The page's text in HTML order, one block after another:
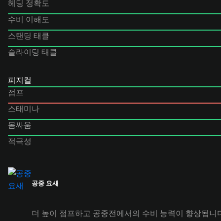
헤딩 정확도
수비 이해도
스탠딩 태클
슬라이딩 태클
피지컬
점프
스태미나
몸싸움
적극성
공중 요새
더 높이 점프하고 공중전에서의 수비 능력이 향상됩니